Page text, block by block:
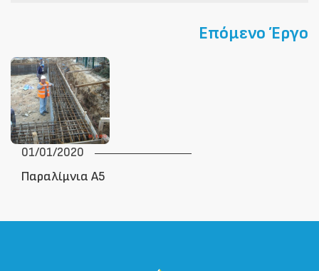
Επόμενο Έργο
01/01/2020
Παραλίμνια Α5